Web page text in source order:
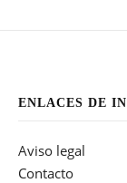
ENLACES DE
Aviso legal
Contacto